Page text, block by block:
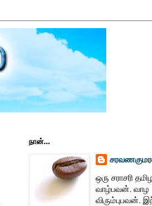
நான்...
ஒரு சராசரி
வாழ்பவன். வாழ
விரும்புபவன்.